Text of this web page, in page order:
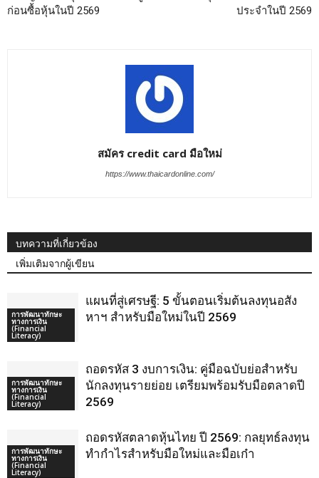
ก่อนซื้อหุ้นในปี 2569
ประจำในปี 2569
สมัคร credit card มือใหม่
https://www.thaicardonline.com/
บทความที่เกี่ยวข้อง
เพิ่มเติมจากผู้เขียน
การพัฒนาทักษะ
ทางการเงิน
(Financial
Literacy)
แผนที่สู่เศรษฐี: 5 ขั้นตอนเริ่มต้นลงทุนอสัง
หาฯ สำหรับมือใหม่ในปี 2569
การพัฒนาทักษะ
ทางการเงิน
(Financial
Literacy)
ถอดรหัส 3 งบการเงิน: คู่มือฉบับย่อสำหรับ
นักลงทุนรายย่อย เตรียมพร้อมรับมือตลาดปี
2569
การพัฒนาทักษะ
ทางการเงิน
(Financial
Literacy)
ถอดรหัสตลาดหุ้นไทย ปี 2569: กลยุทธ์ลงทุน
ทำกำไรสำหรับมือใหม่และมือเก๋า